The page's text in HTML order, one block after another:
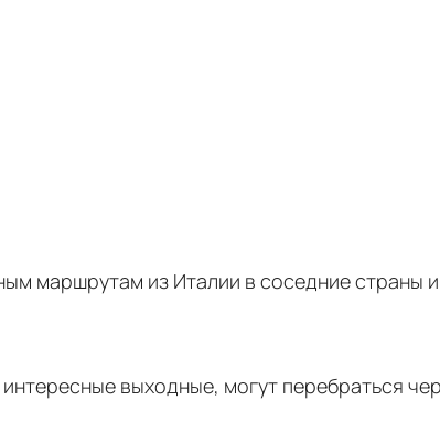
маршрутам из Италии в соседние страны
выходные, могут перебраться